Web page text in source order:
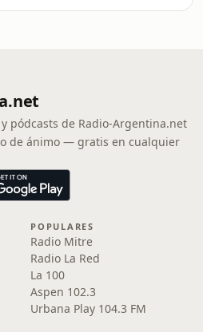
pódcasts de Radio-Argentina.net
de ánimo — gratis en cualquier
POPULARES
Radio Mitre
Radio La Red
La 100
Aspen 102.3
Urbana Play 104.3 FM